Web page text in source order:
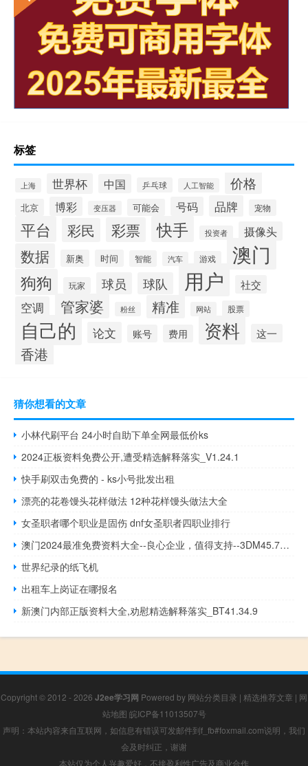
标签
上海 世界杯 中国 乒乓球 人工智能 价格
北京 博彩 变压器 可能会 号码 品牌 宠物
平台 彩民 彩票 快手 投资者 摄像头
数据 新奥 时间 智能 汽车 游戏 澳门
狗狗 玩家 球员 球队 用户 社交
空调 管家婆 粉丝 精准 网站 股票
自己的 论文 账号 费用 资料 这一
香港
猜你想看的文章
小林代刷平台 24小时自助下单全网最低价ks
2024正板资料免费公开,遭受精选解释落实_V1.24.1
快手刷双击免费的 - ks小号批发出租
漂亮的花卷馒头花样做法 12种花样馒头做法大全
女圣职者哪个职业是固伤 dnf女圣职者四职业排行
澳门2024最准免费资料大全--良心企业，值得支持--3DM45.76.05
世界纪录的纸飞机
出租车上岗证在哪报名
新澳门内部正版资料大全,劝慰精选解释落实_BT41.34.9
Copyright © 2012 - 2026 J2ee学习网 Powered by 网站分类目录 | 精选推荐文章 | 网
站地图 皖ICP备11013507号
声明：本站内容来自互联网，如信息有错误可发邮件到f_fb#foxmail.com说明，我们
会及时纠正，谢谢
本站仅为个人兴趣爱好，不接盈利性广告及商业合作